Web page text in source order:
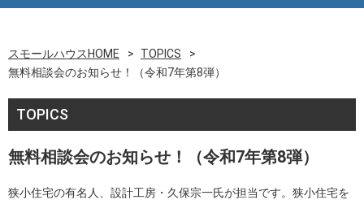
スモールハウスHOME
TOPICS
無料相談会のお知らせ！（令和7年第8弾）
TOPICS
無料相談会のお知らせ！（令和7年第8弾）
狭小住宅の有名人、設計工房・久保宗一氏が担当です。狭小住宅を